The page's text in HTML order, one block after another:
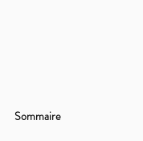
Sommaire